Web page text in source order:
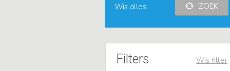
Wis alles ZOEK
Wis filter
Filters